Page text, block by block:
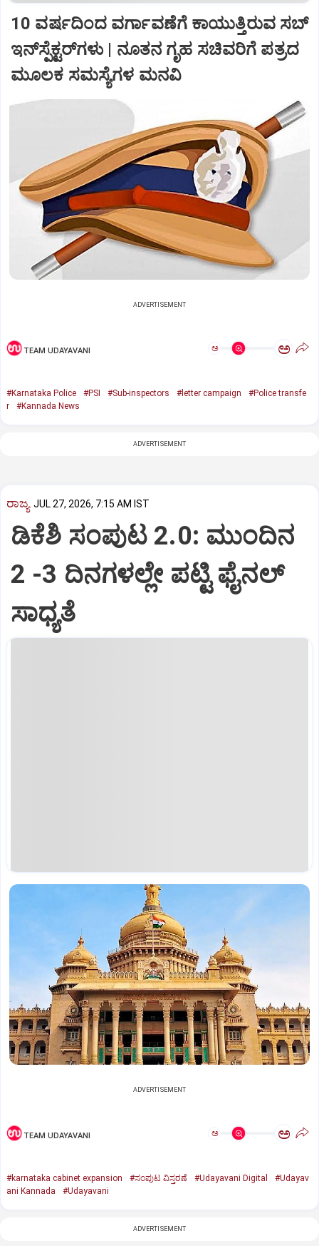
10 ವರ್ಷದಿಂದ ವರ್ಗಾವಣೆಗೆ ಕಾಯುತ್ತಿರುವ ಸಬ್‌
ಇನ್‌ಸ್ಪೆಕ್ಟರ್‌ಗಳು | ನೂತನ ಗೃಹ ಸಚಿವರಿಗೆ ಪತ್ರದ
ಮೂಲಕ ಸಮಸ್ಯೆಗಳ ಮನವಿ
ADVERTISEMENT
TEAM UDAYAVANI ಅ ಅ
#Karnataka Police #PSI #Sub-inspectors #letter campaign
#Police transfe
r
#Kannada News
ADVERTISEMENT
ರಾಜ್ಯ JUL 27, 2026, 7:15 AM IST
ಡಿಕೆಶಿ ಸಂಪುಟ 2.0: ಮುಂದಿನ
2 -3 ದಿನಗಳಲ್ಲೇ ಪಟ್ಟಿ ಫೈನಲ್‌
ಸಾಧ್ಯತೆ
ADVERTISEMENT
TEAM UDAYAVANI ಅ ಅ
#karnataka cabinet expansion #ಸಂಪುಟ ವಿಸ್ತರಣೆ #Udayavani Digital
#Udayav
ani Kannada
#Udayavani
ADVERTISEMENT